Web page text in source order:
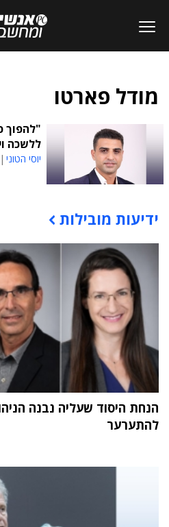
מודל פארטו
"להפוך
ללשכה
יוסי הטוני
תוכן פרסומי
ידיעות מובילות
הנחת היסוד שעליה נבנה
להתערער